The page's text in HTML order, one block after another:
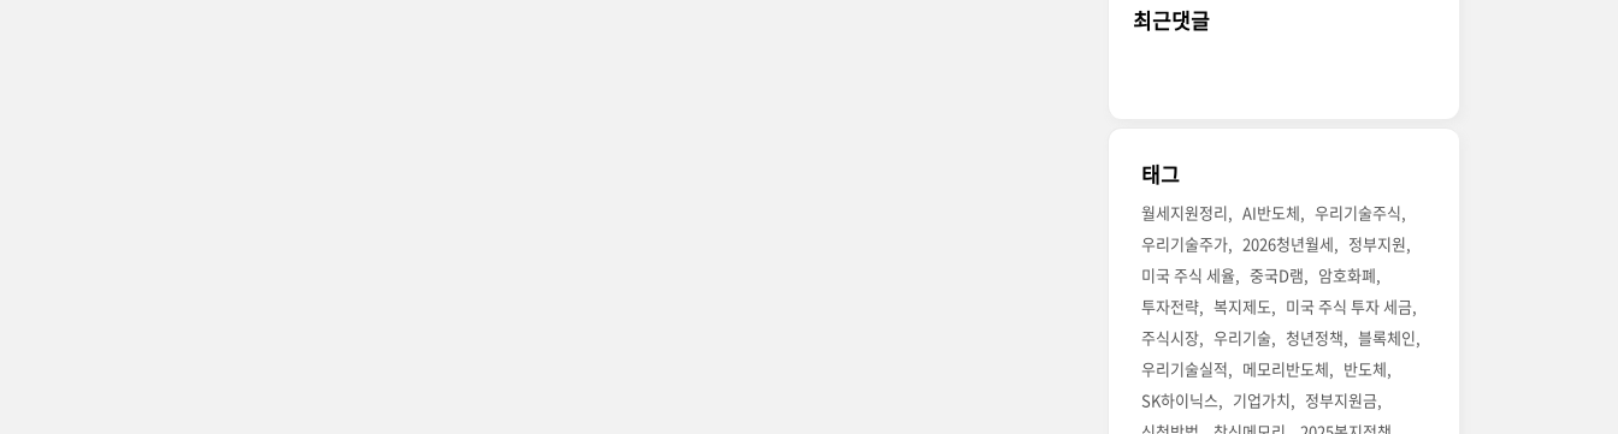
최근댓글
태그
월세지원정리 AI반도체
우리기술주식
우리기술주가
2026청년월세
정부지원
미국 주식 세율
중국D램
암호화폐
투자전략
복지제도
미국 주식 투자 세금
주식시장
우리기술 청년정책
블록체인
우리기술실적
메모리반도체
반도체
SK하이닉스
기업가치
정부지원금